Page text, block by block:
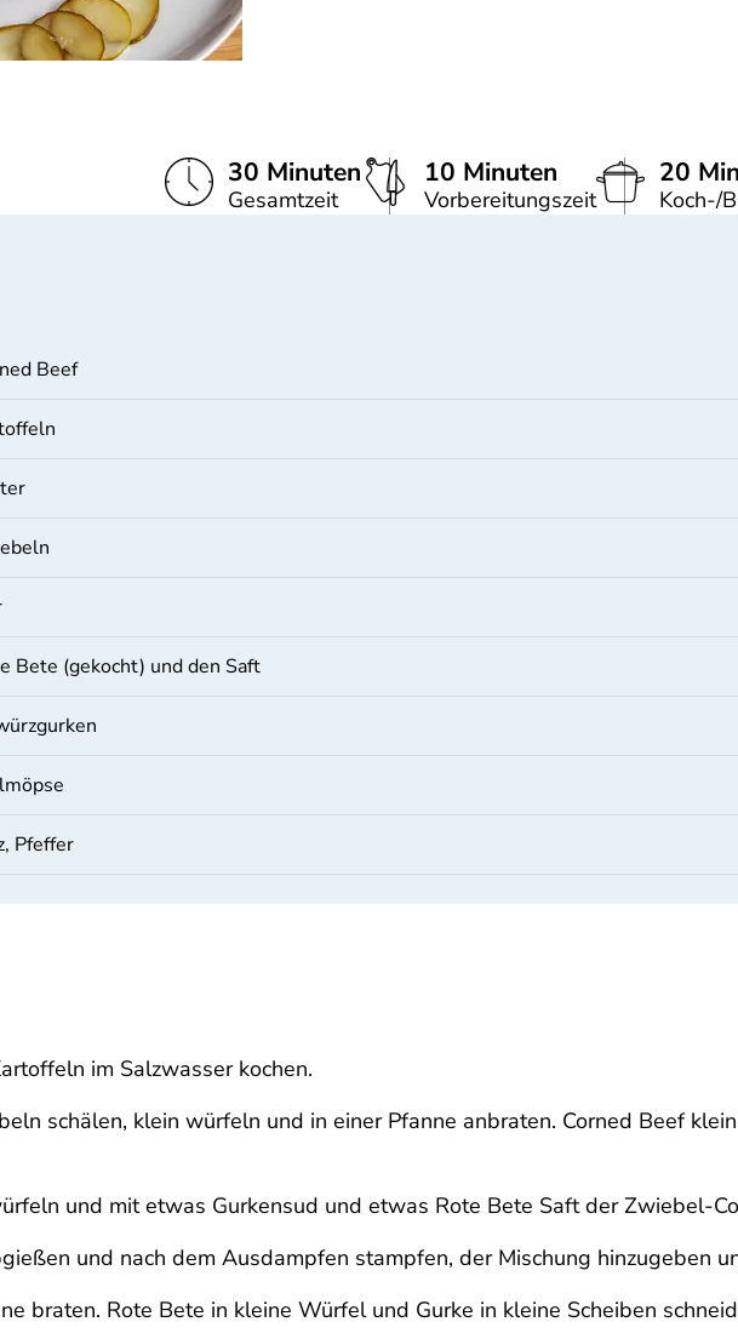
30 Minuten
Gesamtzeit
10 Minuten
Vorbereitungszeit
20
Koch-/
Beef
Bete (gekocht) und den Saft
Pfeffer
im Salzwasser kochen.
schälen, klein würfeln und in einer Pfanne anbraten. Corned Beef
und mit etwas Gurkensud und etwas Rote Bete Saft der Zwiebel-
und nach dem Ausdampfen stampfen, der Mischung hinzugeben
braten. Rote Bete in kleine Würfel und Gurke in kleine Scheiben